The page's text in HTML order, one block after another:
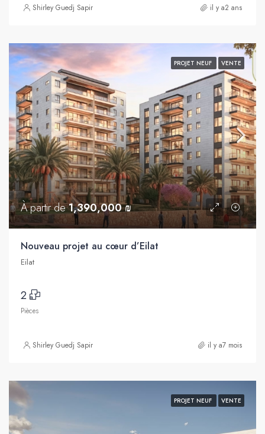
Shirley Guedj Sapir il y a2 ans
PROJET NEUF VENTE
À partir de1,390,000 ₪
Nouveau projet au cœur d’Eilat
Eilat
2
Pièces
Shirley Guedj Sapir il y a7 mois
PROJET NEUF VENTE